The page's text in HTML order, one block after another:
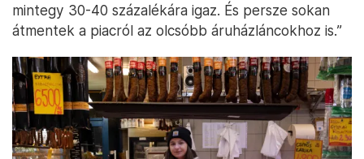
mintegy 30-40 százalékára igaz. És persze sokan
átmentek a piacról az olcsóbb áruházláncokhoz is.”